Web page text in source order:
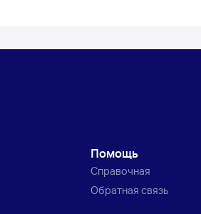
Помощь
Справочная
Обратная связь